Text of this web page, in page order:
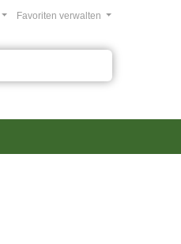
Favoriten verwalten